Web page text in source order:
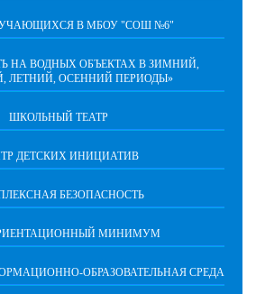
В МБОУ "СОШ №6"
НА ВОДНЫХ ОБЪЕКТАХ В ЗИМНИЙ,
ЛЕТНИЙ, ОСЕННИЙ ПЕРИОДЫ»
ШКОЛЬНЫЙ ТЕАТР
ДЕТСКИХ ИНИЦИАТИВ
БЕЗОПАСНОСТЬ
МИНИМУМ
ОБРАЗОВАТЕЛЬНАЯ СРЕДА